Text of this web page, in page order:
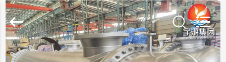
DOM
2026
Yuhong
Group
Co.,Ltd.
Rights
Reserved.